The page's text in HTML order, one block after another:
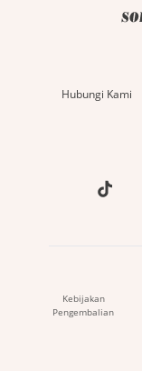
Hubungi Kami
Kebijakan
Pengembalian